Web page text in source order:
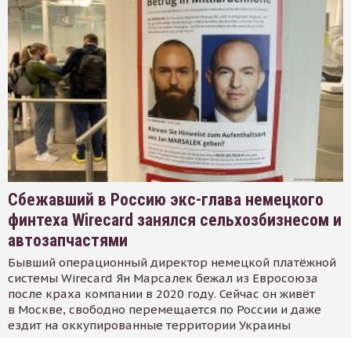
Сбежавший в Россию экс-глава немецкого
финтеха Wirecard занялся сельхозбизнесом и
автозапчастями
Бывший операционный директор немецкой платёжной
системы Wirecard Ян Марсалек бежал из Евросоюза
после краха компании в 2020 году. Сейчас он живёт
в Москве, свободно перемещается по России и даже
ездит на оккупированные территории Украины